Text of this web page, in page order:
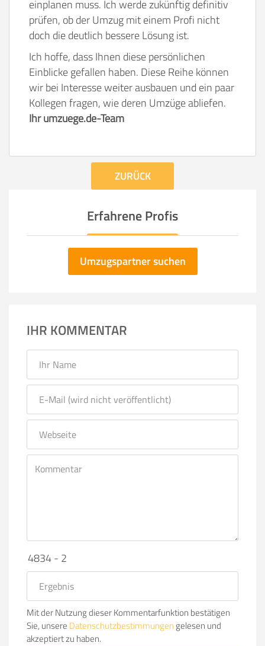
einplanen muss. Ich werde zukünftig definitiv
prüfen, ob der Umzug mit einem Profi nicht
doch die deutlich bessere Lösung ist.
Ich hoffe, dass Ihnen diese persönlichen
Einblicke gefallen haben. Diese Reihe können
wir bei Interesse weiter ausbauen und ein paar
Kollegen fragen, wie deren Umzüge abliefen.
Ihr umzuege.de-Team
ZURÜCK
Erfahrene Profis
Umzugspartner suchen
IHR KOMMENTAR
4834 - 2
Mit der Nutzung dieser Kommentarfunktion bestätigen
Sie, unsere Datenschutzbestimmungen gelesen und
akzeptiert zu haben.